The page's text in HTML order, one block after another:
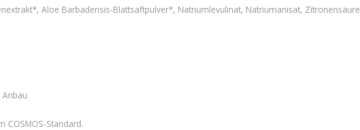
Aloe Barbadensis-Blattsaftpulver*, Natriumlevulinat, Natriumanisat, Zitronensäure
COSMOS-Standard.